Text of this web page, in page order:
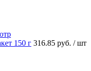
150 г 316.85 руб. / шт